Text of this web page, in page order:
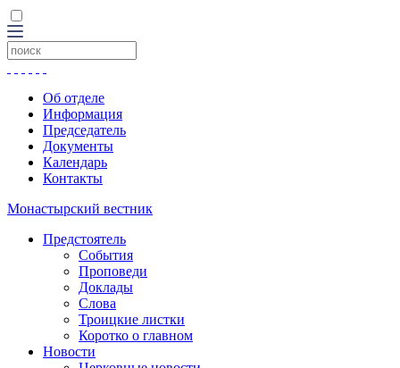
Об отделе
Информация
Председатель
Документы
Календарь
Контакты
Монастырский вестник
Предстоятель
События
Проповеди
Доклады
Слова
Троицкие листки
Коротко о главном
Новости